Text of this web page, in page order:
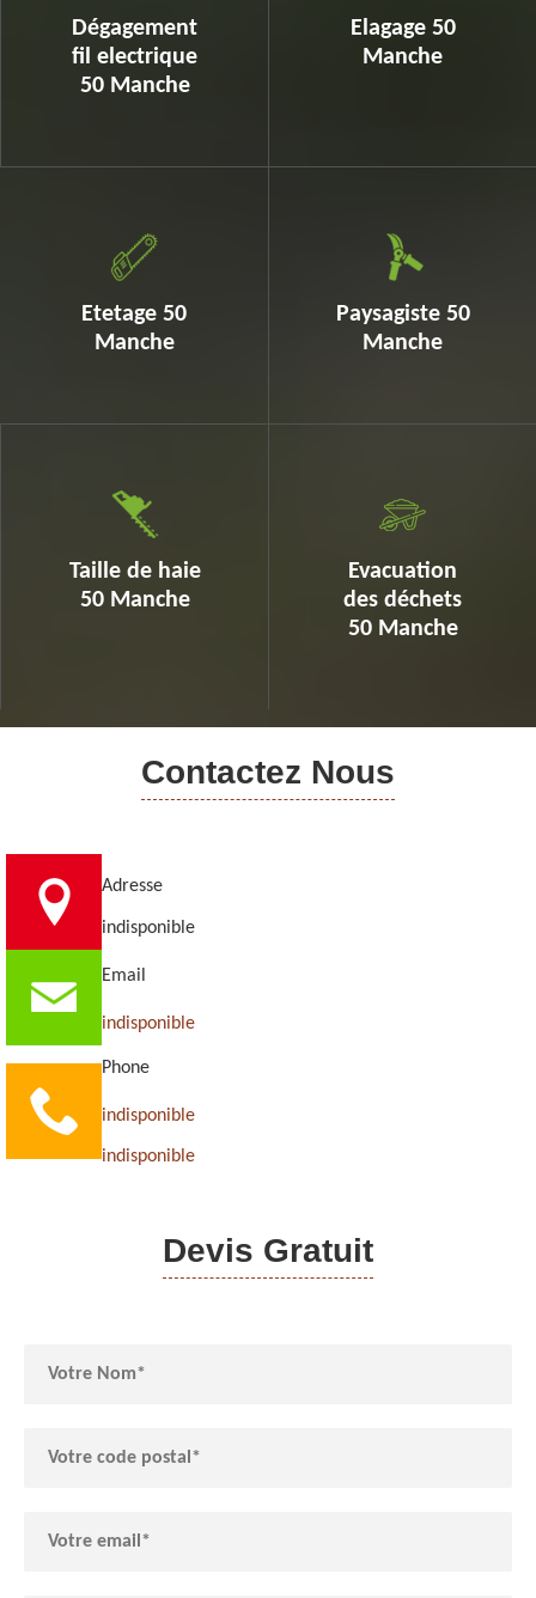
Dégagement
fil electrique
50 Manche
Elagage 50
Manche
Etetage 50
Manche
Paysagiste 50
Manche
Taille de haie
50 Manche
Evacuation
des déchets
50 Manche
Contactez Nous
Adresse
indisponible
Email
indisponible
Phone
indisponible
indisponible
Devis Gratuit